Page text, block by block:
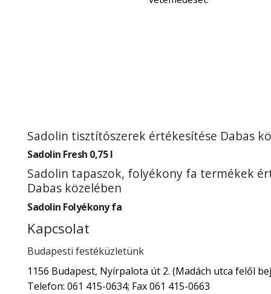
Sadolin tisztítószerek értékesítése Dabas
Sadolin Fresh 0,75 l
Sadolin tapaszok, folyékony fa termékek
Dabas közelében
Sadolin Folyékony fa
Kapcsolat
Budapesti festéküzletünk
1156 Budapest, Nyírpalota út 2. (Madách utca felől
Telefon: 061 415-0634; Fax 061 415-0663